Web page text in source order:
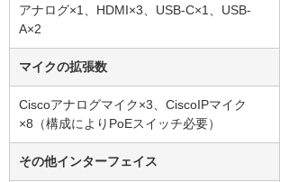
アナログ×1、HDMI×3、USB-C×1、USB-
A×2
マイクの拡張数
Ciscoアナログマイク×3、CiscoIPマイク
×8（構成によりPoEスイッチ必要）
その他インターフェイス